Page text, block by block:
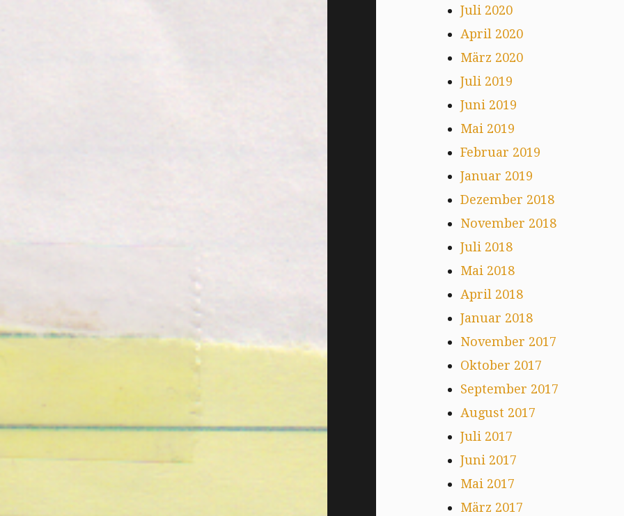
Juli 2020
April 2020
März 2020
Juli 2019
Juni 2019
Mai 2019
Februar 2019
Januar 2019
Dezember 2018
November 2018
Juli 2018
Mai 2018
April 2018
Januar 2018
November 2017
Oktober 2017
September 2017
August 2017
Juli 2017
Juni 2017
Mai 2017
März 2017